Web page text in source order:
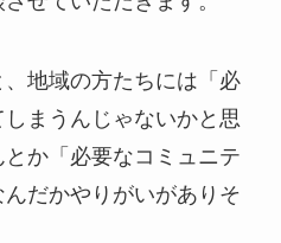
地域の方たちには「必
まうんじゃないかと思
か「必要なコミュニテ
だかやりがいがありそ